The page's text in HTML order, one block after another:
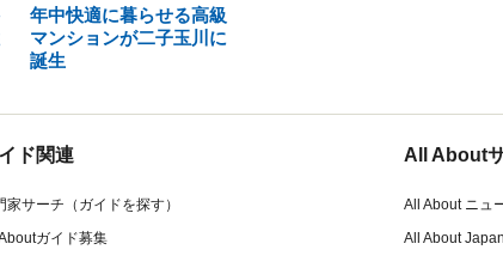
年中快適に暮らせる高級
マンションが二子玉川に
誕生
ド関連
家サーチ（ガイドを探す）
ガイド募集
All About
All About ニュ
All About Japan